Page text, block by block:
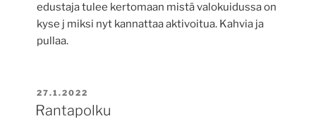
edustaja tulee kertomaan mistä valokuidussa on
kyse j miksi nyt kannattaa aktivoitua. Kahvia ja
pullaa.
JULKAISTU
27.1.2022
Rantapolku